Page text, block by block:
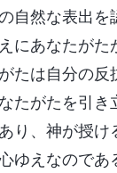
自然な表出を
にあなたがた
たは自分の反
たがたを引き
り、神が授け
ゆえなのであ